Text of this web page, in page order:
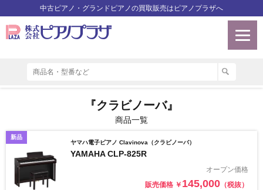
中古ピアノ・グランドピアノの買取販売はピアノプラザへ
『クラビノーバ』
商品一覧
新品
ヤマハ電子ピアノ Clavinova（クラビノーバ）
YAMAHA CLP-825R
オープン価格
販売価格 ￥ 145,000 （税抜）